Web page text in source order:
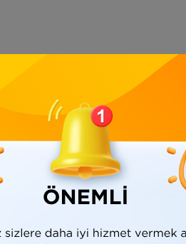
Ürün Bilgisi Yorumlar (0)